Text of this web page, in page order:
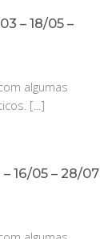
– 18/05 –
algumas
[...]
16/05 – 28/07